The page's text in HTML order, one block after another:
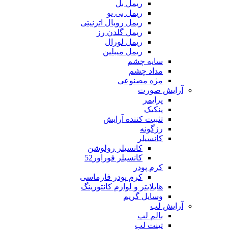
ریمل بل
ریمل بی یو
ریمل رویال اترنیتی
ریمل گلدن رز
ریمل لورال
ریمل میبلین
سایه چشم
مداد چشم
مژه مصنوعی
آرایش صورت
پرایمر
پنکیک
تثبیت کننده آرایش
رژگونه
کانسیلر
کانسیلر رولوشن
کانسیلر فوراور52
کرم پودر
کرم پودر فارماسی
هایلایتر و لوازم کانتورینگ
وسایل گریم
آرایش لب
بالم لب
تینت لب